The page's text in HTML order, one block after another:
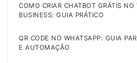
COMO CRIAR CHATBOT GRÁTIS NO
BUSINESS: GUIA PRÁTICO
QR CODE NO WHATSAPP: GUIA
E AUTOMAÇÃO